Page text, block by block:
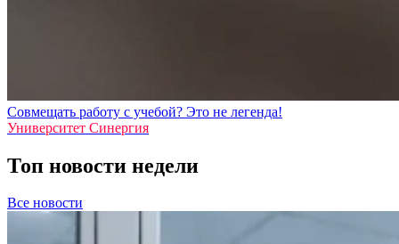
Совмещать работу с учебой? Это не легенда!
Университет Синергия
Топ новости недели
Все новости